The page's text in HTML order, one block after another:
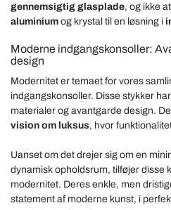
gennemsigtig glasplade, og ikke
aluminium og krystal til en løsning i
Moderne indgangskonsoller:
design
Modernitet er temaet for vores
indgangskonsoller. Disse stykker
materialer og avantgarde design.
vision om luksus, hvor
Uanset om det drejer sig om en
dynamisk opholdsrum, tilføjer disse
modernitet. Deres enkle, men
statement af moderne kunst, i